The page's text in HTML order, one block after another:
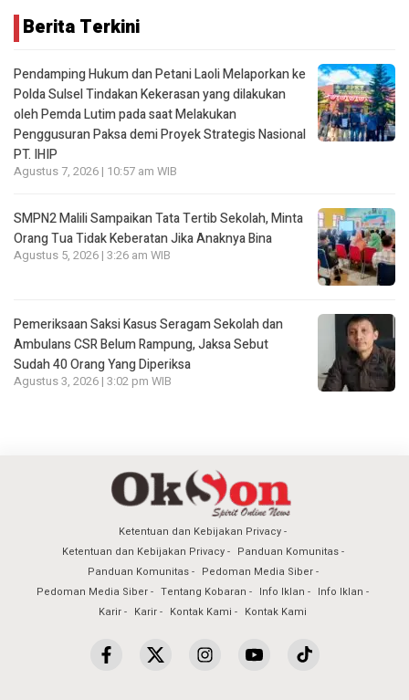
Berita Terkini
Pendamping Hukum dan Petani Laoli Melaporkan ke
Polda Sulsel Tindakan Kekerasan yang dilakukan
oleh Pemda Lutim pada saat Melakukan
Penggusuran Paksa demi Proyek Strategis Nasional
PT. IHIP
Agustus 7, 2026 | 10:57 am WIB
SMPN2 Malili Sampaikan Tata Tertib Sekolah, Minta
Orang Tua Tidak Keberatan Jika Anaknya Bina
Agustus 5, 2026 | 3:26 am WIB
Pemeriksaan Saksi Kasus Seragam Sekolah dan
Ambulans CSR Belum Rampung, Jaksa Sebut
Sudah 40 Orang Yang Diperiksa
Agustus 3, 2026 | 3:02 pm WIB
Ketentuan dan Kebijakan Privacy
Ketentuan dan Kebijakan Privacy
Panduan Komunitas
Panduan Komunitas
Pedoman Media Siber
Pedoman Media Siber
Tentang Kobaran Info Iklan
Info Iklan
Karir
Karir Kontak Kami Kontak Kami